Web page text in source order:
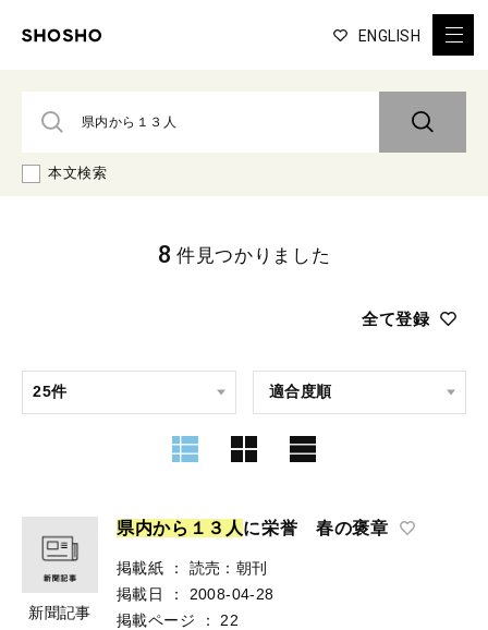
ENGLISH
本文検索
全て登録
8 件見つかりました
新聞記事
県内から １ ３ 人に栄誉 春の褒章
掲載紙 ：
読売：朝刊
掲載日
：
2008-04-28
掲載ページ
：
22